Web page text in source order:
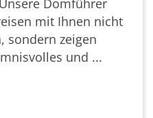
Domführer
mit Ihnen nicht
sondern zeigen
und ...